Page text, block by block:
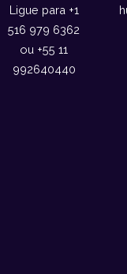
Ligue para +1
516 979 6362
ou +55 11
992640440